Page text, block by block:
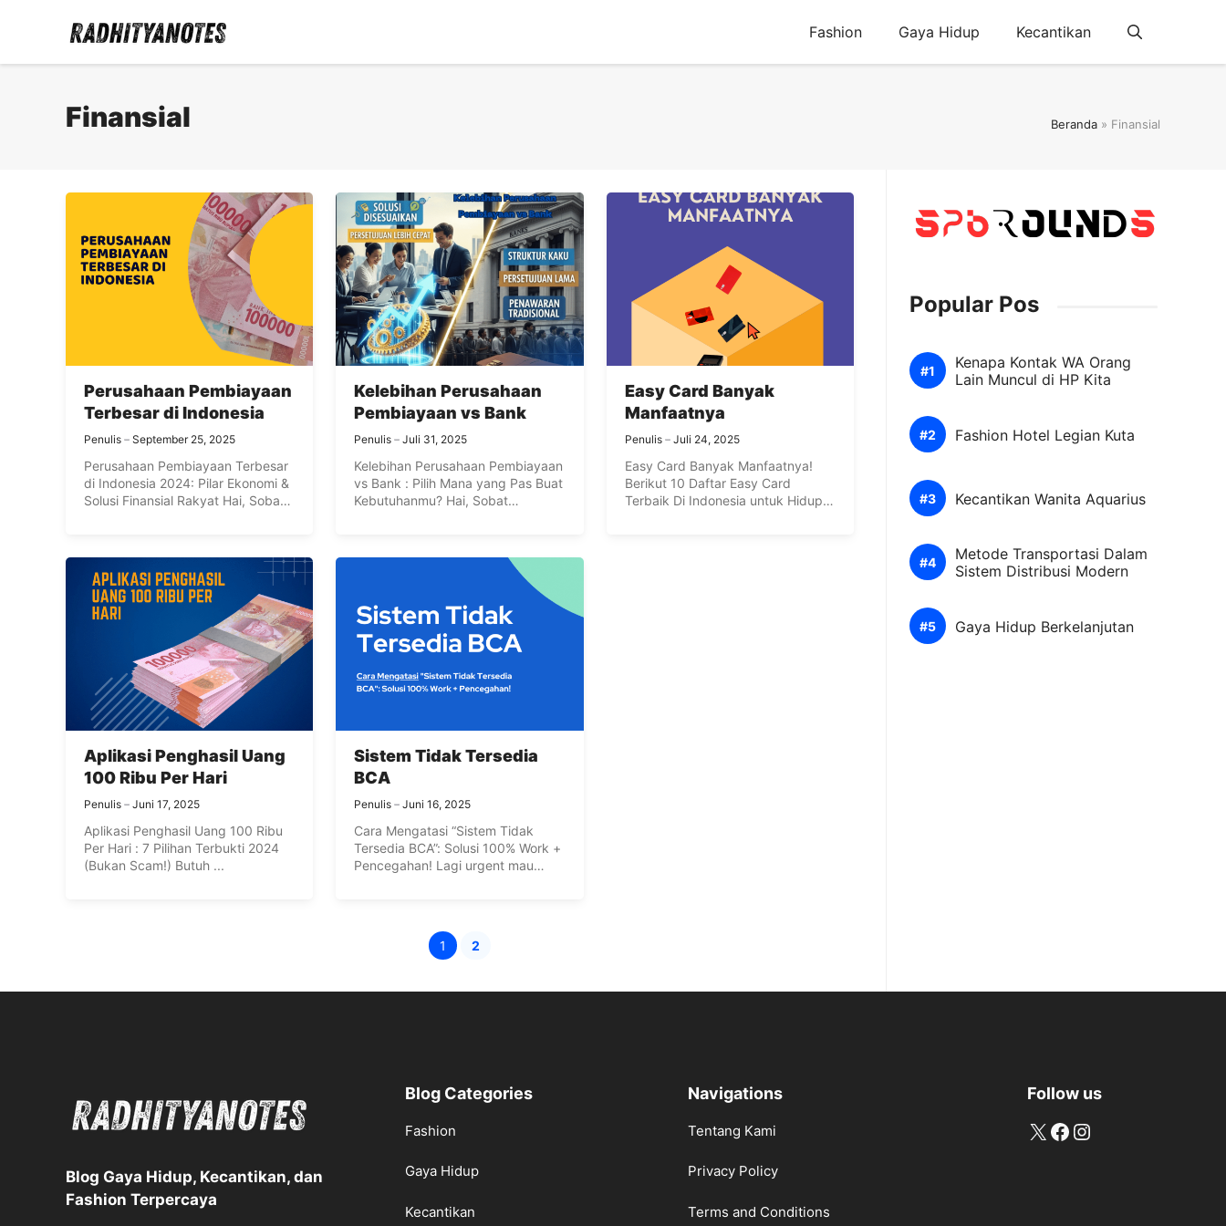
Fashion Gaya Hidup Kecantikan
Finansial Beranda » Finansial
Perusahaan Pembiayaan
Terbesar di Indonesia
Penulis September 25, 2025
Perusahaan Pembiayaan Terbesar
di Indonesia 2024: Pilar Ekonomi &
Solusi Finansial Rakyat Hai, Sobat
Kelebihan Perusahaan
Pembiayaan vs Bank
Penulis Juli 31, 2025
Kelebihan Perusahaan Pembiayaan
vs Bank : Pilih Mana yang Pas Buat
Kebutuhanmu? Hai, Sobat
Easy Card Banyak
Manfaatnya
Penulis Juli 24, 2025
Easy Card Banyak Manfaatnya!
Berikut 10 Daftar Easy Card
Terbaik Di Indonesia untuk Hidup
Aplikasi Penghasil Uang
100 Ribu Per Hari
Penulis Juni 17, 2025
Aplikasi Penghasil Uang 100 Ribu
Per Hari : 7 Pilihan Terbukti 2024
(Bukan Scam!) Butuh ...
Sistem Tidak Tersedia
BCA
Penulis Juni 16, 2025
Cara Mengatasi “Sistem Tidak
Tersedia BCA”: Solusi 100% Work +
Pencegahan! Lagi urgent mau
Halaman
1 2
Popular Pos
Kenapa Kontak WA Orang
Lain Muncul di HP Kita
Fashion Hotel Legian Kuta
Kecantikan Wanita Aquarius
Metode Transportasi Dalam
Sistem Distribusi Modern
Gaya Hidup Berkelanjutan
Blog Gaya Hidup, Kecantikan, dan
Fashion Terpercaya
Blog Categories
Fashion
Gaya Hidup
Kecantikan
Navigations
Tentang Kami
Privacy Policy
Terms and Conditions
Follow us
X Facebook
Instagram